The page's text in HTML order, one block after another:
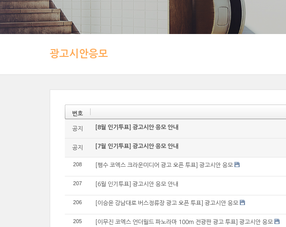
광고시안응모
번호
공지 [8월 인기투표] 광고시안 응모 안내
공지 [7월 인기투표] 광고시안 응모 안내
208 [펭수 코엑스 크라운미디어 광고 오픈 투표] 광고시안 응모
207 [6월 인기투표] 광고시안 응모 안내
206 [이승윤 강남대로 버스정류장 광고 오픈 투표] 광고시안 응모
205 [이무진 코엑스 언더월드 파노라마 100m 전광판 광고 투표] 광고시안 응모